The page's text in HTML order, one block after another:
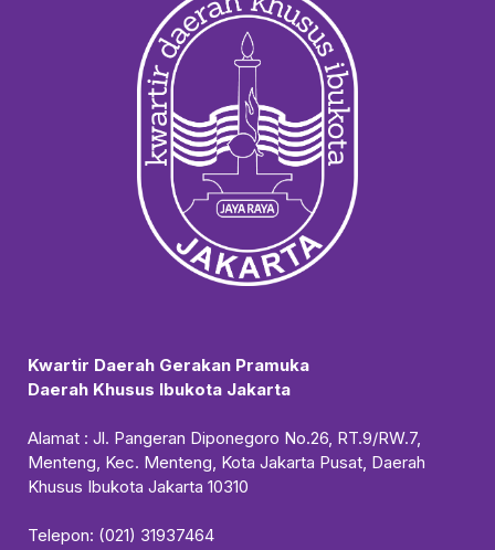
Kwartir Daerah Gerakan Pramuka
Daerah Khusus Ibukota Jakarta
Alamat : Jl. Pangeran Diponegoro No.26, RT.9/RW.7,
Menteng, Kec. Menteng, Kota Jakarta Pusat, Daerah
Khusus Ibukota Jakarta 10310
Telepon: (021) 31937464